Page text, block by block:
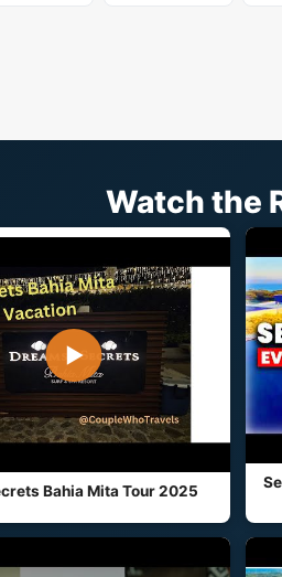
Watch the
▶
Bahia Mita Tour 2025